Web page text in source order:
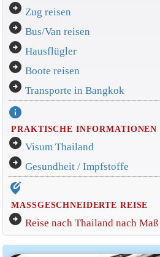
arrow_circle_right Zug reisen
arrow_circle_right Bus/Van reisen
arrow_circle_right Hausflügler
arrow_circle_right Boote reisen
arrow_circle_right Transporte in Bangkok
info
PRAKTISCHE INFORMATIONEN
arrow_circle_right Visum Thailand
arrow_circle_right Gesundheit / Impfstoffe
edit_location_alt
MASSGESCHNEIDERTE REISE
arrow_circle_right Reise nach Thailand nach Maß